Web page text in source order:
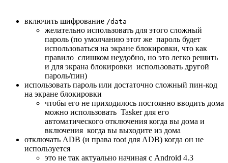
включить шифрование /data
желательно использовать для этого сложный
пароль (по умолчанию этот же пароль будет
использоваться на экране блокировки, что как
правило слишком неудобно, но это легко решить
и для экрана блокировки использовать другой
пароль/пин)
использовать пароль или достаточно сложный пин-код
на экране блокировки
чтобы его не приходилось постоянно вводить дома
можно использовать Tasker для его
автоматического отключения когда вы дома и
включения когда вы выходите из дома
отключать ADB (и права root для ADB) когда он не
используется
это не так актуально начиная с Android 4.3